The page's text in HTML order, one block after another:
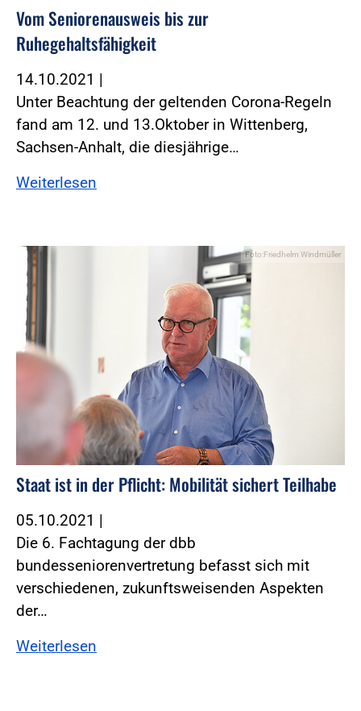
Vom Seniorenausweis bis zur
Ruhegehaltsfähigkeit
14.10.2021 |
Unter Beachtung der geltenden Corona-Regeln
fand am 12. und 13.Oktober in Wittenberg,
Sachsen-Anhalt, die diesjährige…
Weiterlesen
Foto:Friedhelm Windmüller
Staat ist in der Pflicht: Mobilität sichert Teilhabe
05.10.2021 |
Die 6. Fachtagung der dbb
bundesseniorenvertretung befasst sich mit
verschiedenen, zukunftsweisenden Aspekten
der…
Weiterlesen